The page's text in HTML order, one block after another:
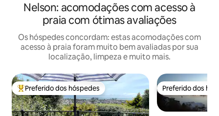
Nelson: acomodações com acesso à
praia com ótimas avaliações
Os hóspedes concordam: estas acomodações com
acesso à praia foram muito bem avaliadas por sua
localização, limpeza e muito mais.
Entre os melhores preferidos dos hóspedes
Preferido dos hóspedes Preferido dos
Preferido dos